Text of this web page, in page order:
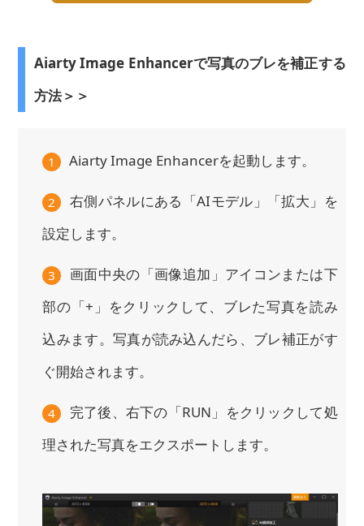
Aiarty Image Enhancerで写真のブレを補正する
方法＞＞
1 Aiarty Image Enhancerを起動します。
2
右側パネルにある「AIモデル」「拡大」を
設定します。
3
画面中央の「画像追加」アイコンまたは下
部の「+」をクリックして、ブレた写真を読み
込みます。写真が読み込んだら、ブレ補正がす
ぐ開始されます。
4
完了後、右下の「RUN」をクリックして処
理された写真をエクスポートします。